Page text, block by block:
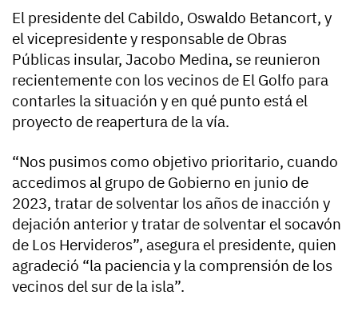
El presidente del Cabildo, Oswaldo Betancort, y
el vicepresidente y responsable de Obras
Públicas insular, Jacobo Medina, se reunieron
recientemente con los vecinos de El Golfo para
contarles la situación y en qué punto está el
proyecto de reapertura de la vía.
“Nos pusimos como objetivo prioritario, cuando
accedimos al grupo de Gobierno en junio de
2023, tratar de solventar los años de inacción y
dejación anterior y tratar de solventar el socavón
de Los Hervideros”, asegura el presidente, quien
agradeció “la paciencia y la comprensión de los
vecinos del sur de la isla”.